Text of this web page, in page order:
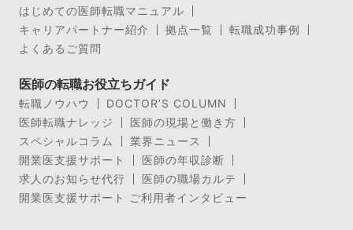
はじめての医師転職マニュアル
キャリアパートナー紹介
拠点一覧
転職成功事例
よくあるご質問
医師の転職お役立ちガイド
転職ノウハウ
DOCTOR’S COLUMN
医師転職ナレッジ
医師の現場と働き方
スペシャルコラム
業界ニュース
開業医支援サポート
医師の年収診断
求人のお知らせ代行
医師の職場カルテ
開業医支援サポート ご利用者インタビュー